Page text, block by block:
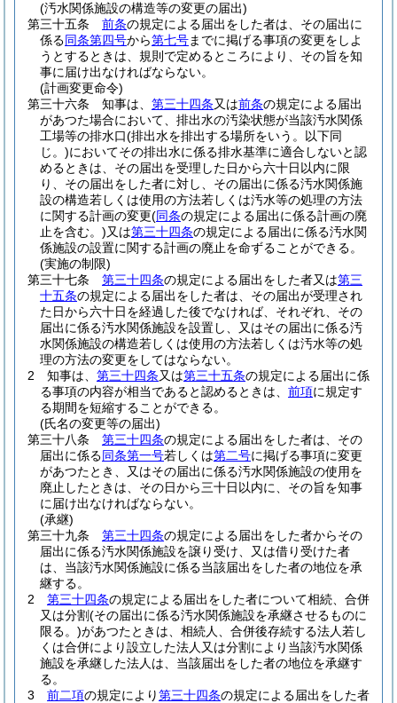
(汚水関係施設の構造等の変更の届出)
第三十五条
前条の規定による届出をした者は、その届出に
係る同条第四号から第七号までに掲げる事項の変更をしよ
うとするときは、規則で定めるところにより、その旨を知
事に届け出なければならない。
(計画変更命令)
第三十六条
知事は、 第三十四条又は前条の規定による届出
があつた場合において、排出水の汚染状態が当該汚水関係
工場等の排水口(排出水を排出する場所をいう。以下同
じ。)においてその排出水に係る排水基準に適合しないと認
めるときは、その届出を受理した日から六十日以内に限
り、その届出をした者に対し、その届出に係る汚水関係施
設の構造若しくは使用の方法若しくは汚水等の処理の方法
に関する計画の変更(同条の規定による届出に係る計画の廃
止を含む。)又は第三十四条の規定による届出に係る汚水関
係施設の設置に関する計画の廃止を命ずることができる。
(実施の制限)
第三十七条
第三十四条の規定による届出をした者又は第三
十五条の規定による届出をした者は、その届出が受理され
た日から六十日を経過した後でなければ、それぞれ、その
届出に係る汚水関係施設を設置し、又はその届出に係る汚
水関係施設の構造若しくは使用の方法若しくは汚水等の処
理の方法の変更をしてはならない。
2
知事は、 第三十四条又は第三十五条の規定による届出に係
る事項の内容が相当であると認めるときは、 前項に規定す
る期間を短縮することができる。
(氏名の変更等の届出)
第三十八条
第三十四条の規定による届出をした者は、その
届出に係る同条第一号若しくは第二号に掲げる事項に変更
があつたとき、又はその届出に係る汚水関係施設の使用を
廃止したときは、その日から三十日以内に、その旨を知事
に届け出なければならない。
(承継)
第三十九条
第三十四条の規定による届出をした者からその
届出に係る汚水関係施設を譲り受け、又は借り受けた者
は、当該汚水関係施設に係る当該届出をした者の地位を承
継する。
2
第三十四条の規定による届出をした者について相続、合併
又は分割(その届出に係る汚水関係施設を承継させるものに
限る。)があつたときは、相続人、合併後存続する法人若し
くは合併により設立した法人又は分割により当該汚水関係
施設を承継した法人は、当該届出をした者の地位を承継す
る。
3
前二項の規定により第三十四条の規定による届出をした者